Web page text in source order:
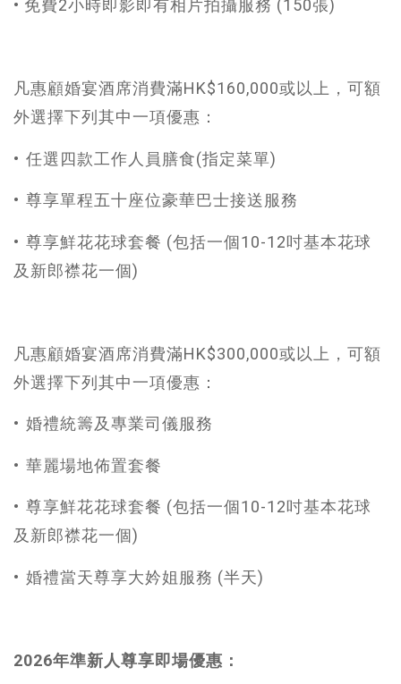
• 免費2小時即影即有相片拍攝服務 (150張)
凡惠顧婚宴酒席消費滿HK$160,000或以上，可額
外選擇下列其中一項優惠：
•⁠ ⁠任選四款工作人員膳食(指定菜單)
•⁠ ⁠尊享單程五十座位豪華巴士接送服務
•⁠ ⁠尊享鮮花花球套餐 (包括一個10-12吋基本花球
及新郎襟花一個)
凡惠顧婚宴酒席消費滿HK$300,000或以上，可額
外選擇下列其中一項優惠：
•⁠ ⁠婚禮統籌及專業司儀服務
•⁠ ⁠華麗場地佈置套餐
•⁠ ⁠尊享鮮花花球套餐 (包括一個10-12吋基本花球
及新郎襟花一個)
•⁠ ⁠婚禮當天尊享大妗姐服務 (半天)
2026年準新人尊享即場優惠：